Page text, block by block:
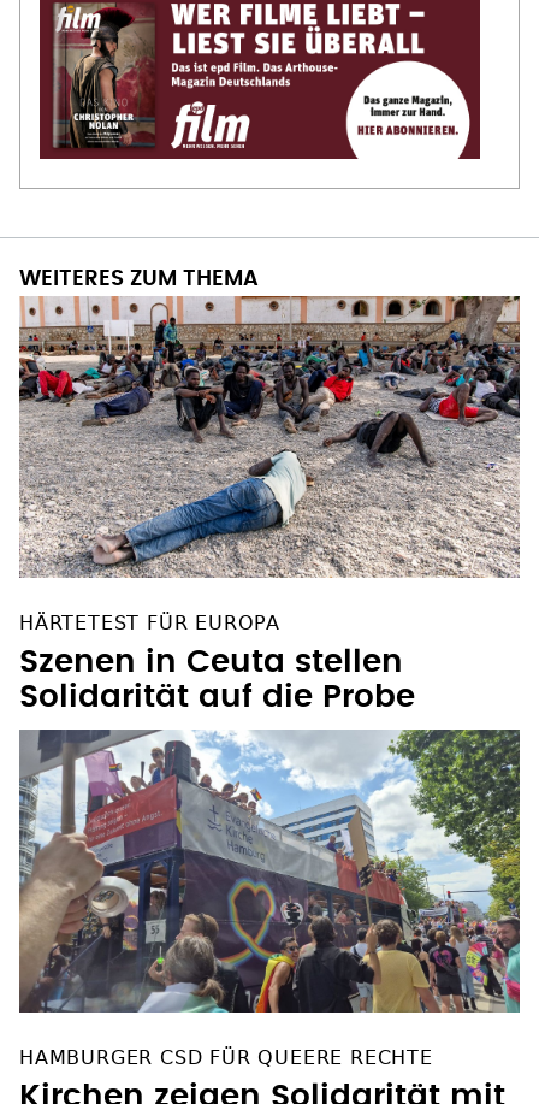
WEITERES ZUM THEMA
HÄRTETEST FÜR EUROPA
Szenen in Ceuta stellen
Solidarität auf die Probe
HAMBURGER CSD FÜR QUEERE RECHTE
Kirchen zeigen Solidarität mit